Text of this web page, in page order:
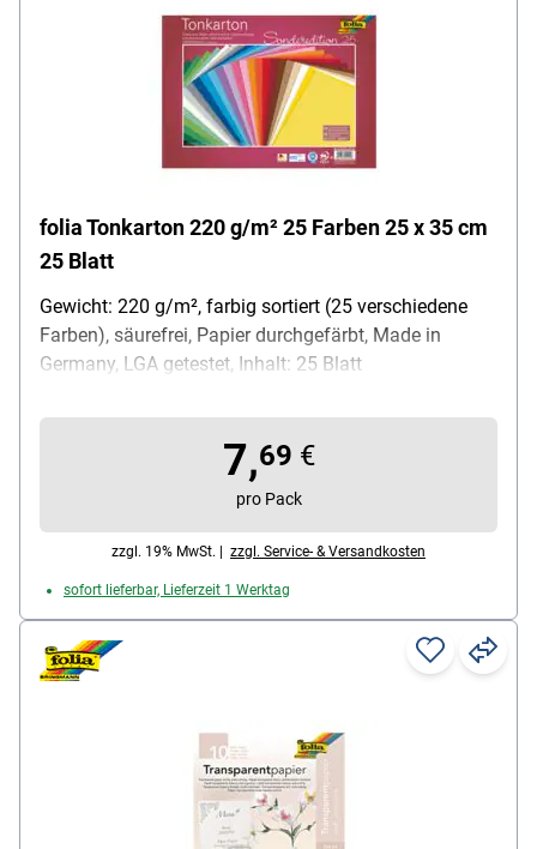
folia Tonkarton 220 g/m² 25 Farben 25 x 35 cm
25 Blatt
Gewicht: 220 g/m², farbig sortiert (25 verschiedene
Farben), säurefrei, Papier durchgefärbt, Made in
Germany, LGA getestet, Inhalt: 25 Blatt
7,69 €
pro Pack
zzgl. 19% MwSt. | zzgl. Service- & Versandkosten
sofort lieferbar, Lieferzeit 1 Werktag